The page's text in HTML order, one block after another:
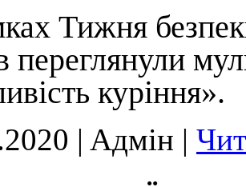
Тижня
переглянули
куріння».
| Aдмін |